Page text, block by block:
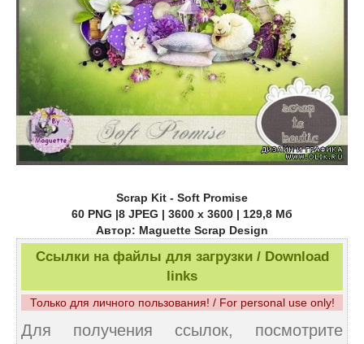
Scrap Kit - Soft Promise
60 PNG |8 JPEG | 3600 x 3600 | 129,8 Мб
Автор: Maguette Scrap Design
Ссылки на файлы для загрузки / Download
links
Только для личного пользования! / For personal use only!
Для получения ссылок, посмотрите